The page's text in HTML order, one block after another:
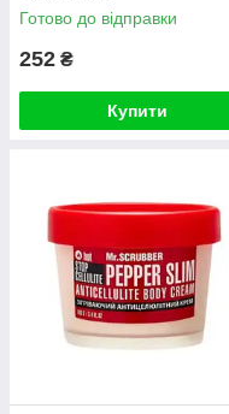
Готово до відправки
252 ₴
Купити